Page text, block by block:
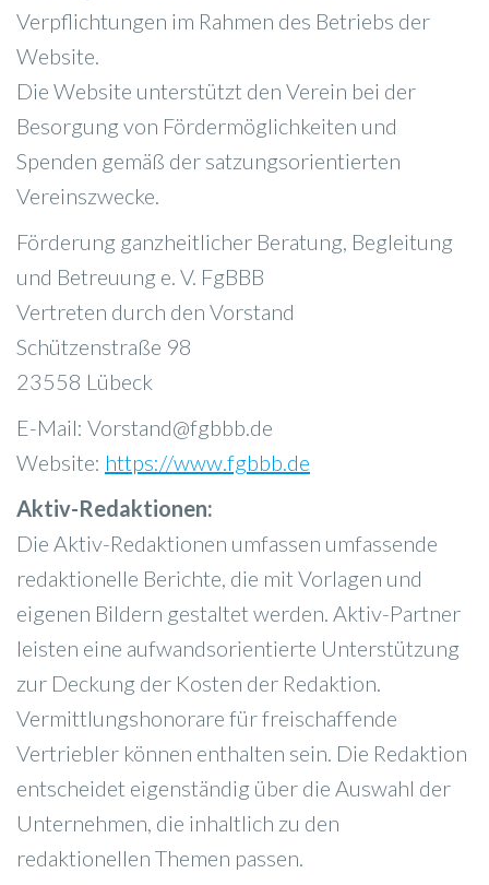
Verpflichtungen im Rahmen des Betriebs der
Website.
Die Website unterstützt den Verein bei der
Besorgung von Fördermöglichkeiten und
Spenden gemäß der satzungsorientierten
Vereinszwecke.
Förderung ganzheitlicher Beratung, Begleitung
und Betreuung e. V. FgBBB
Vertreten durch den Vorstand
Schützenstraße 98
23558 Lübeck
E-Mail: Vorstand@fgbbb.de
Website: https://www.fgbbb.de
Aktiv-Redaktionen:
Die Aktiv-Redaktionen umfassen umfassende
redaktionelle Berichte, die mit Vorlagen und
eigenen Bildern gestaltet werden. Aktiv-Partner
leisten eine aufwandsorientierte Unterstützung
zur Deckung der Kosten der Redaktion.
Vermittlungshonorare für freischaffende
Vertriebler können enthalten sein. Die Redaktion
entscheidet eigenständig über die Auswahl der
Unternehmen, die inhaltlich zu den
redaktionellen Themen passen.